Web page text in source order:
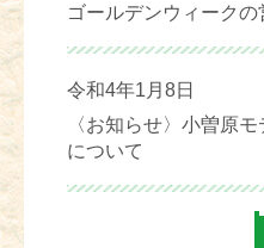
ゴールデンウィーク
令和4年1月8日
〈お知らせ〉小曽原
について